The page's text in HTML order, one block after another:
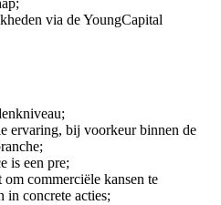
via de YoungCapital
ervaring, bij voorkeur binnen de
is een pre;
om commerciële kansen te
in concrete acties;